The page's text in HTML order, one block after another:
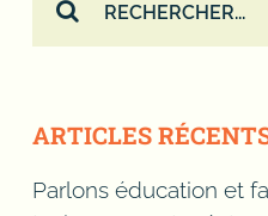
ARTICLES
Parlons éducation et